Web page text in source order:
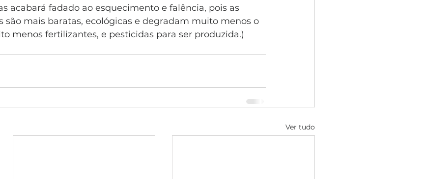
acabará fadado ao esquecimento e falência, pois as
são mais baratas, ecológicas e degradam muito menos o
menos fertilizantes, e pesticidas para ser produzida.)
Ver tudo